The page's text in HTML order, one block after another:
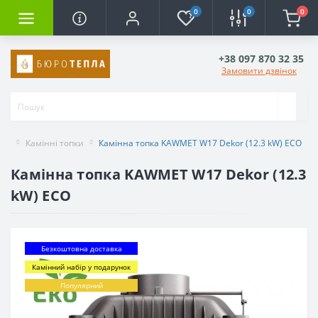
0 0 0
+38 097 870 32 35
Замовити дзвінок
Камінні топки Камінна топка KAWMET W17 Dekor (12.3 kW) EСO
Камінна топка KAWMET W17 Dekor (12.3
kW) EСO
Безкоштовна доставка
Камінний набір у подарунок
Популярний